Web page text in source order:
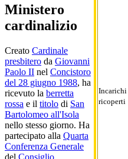
Incarichi
ricoperti
Ministero
cardinalizio
Creato Cardinale
presbitero da Giovanni
Paolo II nel Concistoro
del 28 giugno 1988, ha
ricevuto la berretta
rossa e il titolo di San
Bartolomeo all'Isola
nello stesso giorno. Ha
partecipato alla Quarta
Conferenza Generale
del Consiglio